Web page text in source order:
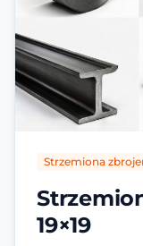
Strzemiona
19×19